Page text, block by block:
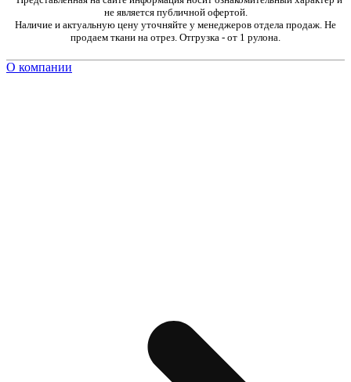
не является публичной офертой.
Наличие и актуальную цену уточняйте у менеджеров отдела продаж. Не
продаем ткани на отрез. Отгрузка - от 1 рулона.
О компании